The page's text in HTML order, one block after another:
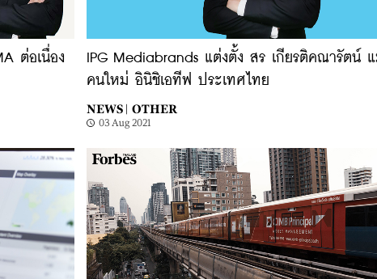
ต่อเนื่อง
IPG Mediabrands แต่งตั้ง สร เกียรติคณารัตน์
คนใหม่ อินิชิเอทีฟ ประเทศไทย
NEWS | OTHER
03 Aug 2021